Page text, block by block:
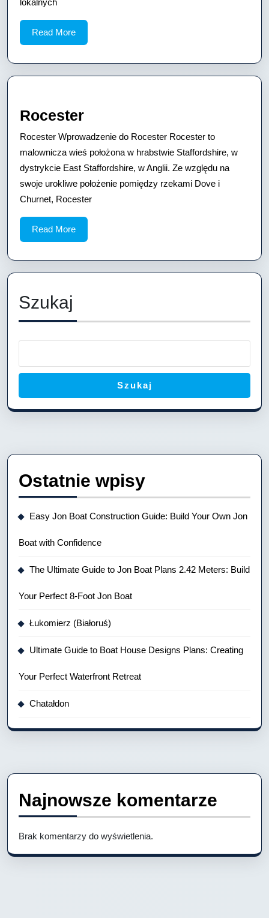
Read MoreRead
More
RocesterRocester
Rocester Wprowadzenie do Rocester Rocester to
malownicza wieś położona w hrabstwie Staffordshire, w
dystrykcie East Staffordshire, w Anglii. Ze względu na
swoje urokliwe położenie pomiędzy rzekami Dove i
Churnet, Rocester
Read MoreRead
More
Szukaj
Szukaj
Ostatnie wpisy
Easy Jon Boat Construction Guide: Build Your Own Jon
Boat with Confidence
The Ultimate Guide to Jon Boat Plans 2.42 Meters: Build
Your Perfect 8-Foot Jon Boat
Łukomierz (Białoruś)
Ultimate Guide to Boat House Designs Plans: Creating
Your Perfect Waterfront Retreat
Chatałdon
Najnowsze komentarze
Brak komentarzy do wyświetlenia.